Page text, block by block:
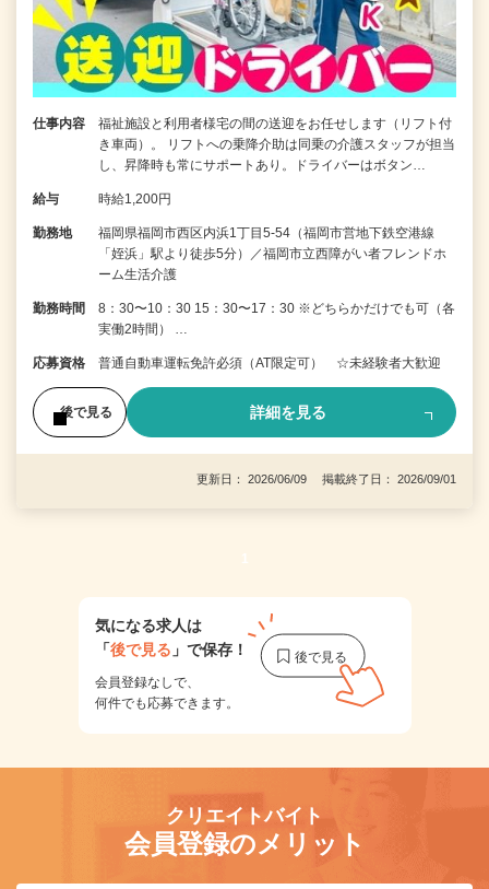
仕事内容
福祉施設と利用者様宅の間の送迎をお任せします（リフト付
き車両）。 リフトへの乗降介助は同乗の介護スタッフが担当
し、昇降時も常にサポートあり。ドライバーはボタン…
給与 時給1,200円
勤務地
福岡県福岡市西区内浜1丁目5-54（福岡市営地下鉄空港線
「姪浜」駅より徒歩5分）／福岡市立西障がい者フレンドホ
ーム生活介護
勤務時間
8：30〜10：30 15：30〜17：30 ※どちらかだけでも可（各
実働2時間） …
応募資格 普通自動車運転免許必須（AT限定可） ☆未経験者大歓迎
後で見る 詳細を見る
更新日： 2026/06/09 掲載終了日： 2026/09/01
1
気になる求人は
「後で見る 」で保存！
会員登録なしで、
何件でも応募できます。
クリエイトバイト
会員登録のメリット